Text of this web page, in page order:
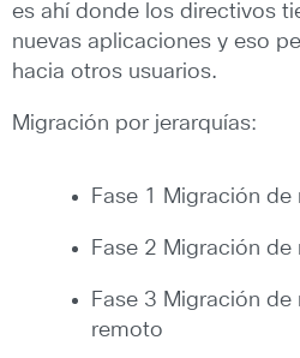
es ahí donde los directivos
nuevas aplicaciones y eso
hacia otros usuarios.
Migración por jerarquías:
Fase 1 Migración
Fase 2 Migración
Fase 3 Migración
remoto